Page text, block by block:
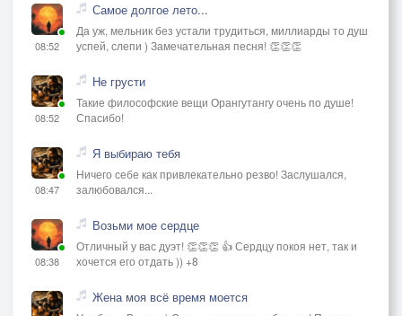
08:52
Самое долгое лето...
Да уж, мельник без устали трудиться, миллиарды то душ
успей, слепи ) Замечательная песня! 👏👏👏
08:52
Не грусти
Такие философские вещи Орангутангу очень по душе!
Спасибо!
08:47
Я выбираю тебя
Ничего себе как привлекательно резво! Заслушался,
залюбовался...
08:38
Возьми мое сердце
Отличный у вас дуэт! 👏👏👏 👍 Сердцу покоя нет, так и
хочется его отдать )) +8
Жена моя всё время моется